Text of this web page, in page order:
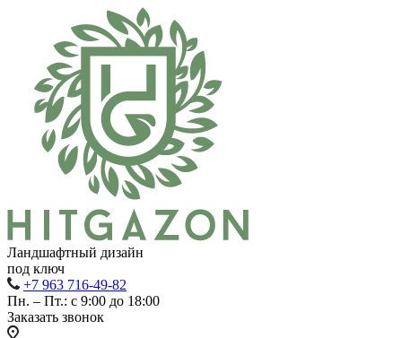
Ландшафтный дизайн
под ключ
+7 963 716-49-82
Пн. – Пт.: с 9:00 до 18:00
Заказать звонок